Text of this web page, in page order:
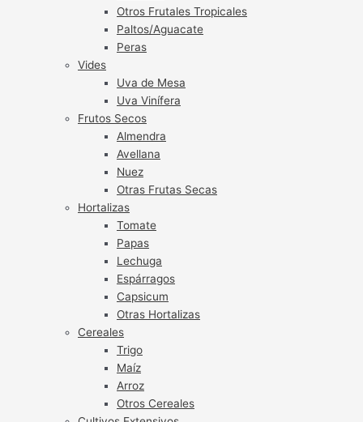
Otros Frutales Tropicales
Paltos/Aguacate
Peras
Vides
Uva de Mesa
Uva Vinífera
Frutos Secos
Almendra
Avellana
Nuez
Otras Frutas Secas
Hortalizas
Tomate
Papas
Lechuga
Espárragos
Capsicum
Otras Hortalizas
Cereales
Trigo
Maíz
Arroz
Otros Cereales